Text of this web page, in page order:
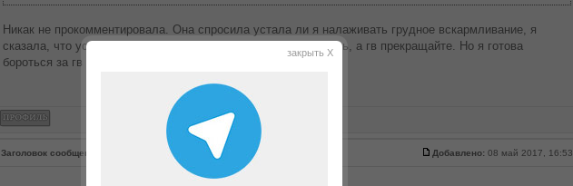
Никак не прокомментировала. Она спросила устала ли я налаживать грудное вскармливание, я
сказала, что устала, она и говорит тогда переходите на смесь, а гв прекращайте. Но я готова
бороться за гв
Заголовок сообщения: Re: Смесь или гв Добавлено:08 май 2017, 16:53
закрыть X